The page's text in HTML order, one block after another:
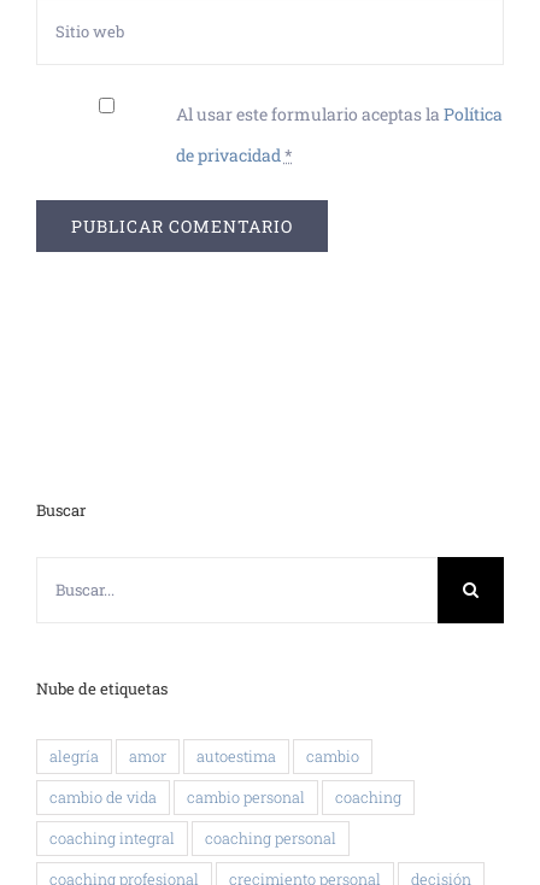
Al usar este formulario aceptas la Política
de privacidad *
Buscar
Nube de etiquetas
alegría amor autoestima cambio
cambio de vida cambio personal coaching
coaching integral coaching personal
coaching profesional crecimiento personal decisión